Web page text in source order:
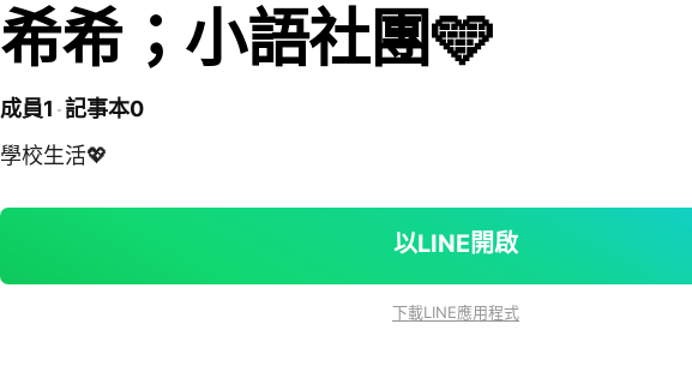
希希；小語社團🩵
成員1 記事本0
學校生活💖
以LINE開啟
下載LINE應用程式